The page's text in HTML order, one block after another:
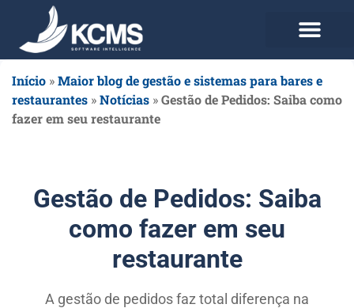
Início »Maior blog de gestão e sistemas para bares e
restaurantes »Notícias »Gestão de Pedidos: Saiba como
fazer em seu restaurante
Gestão de Pedidos: Saiba
como fazer em seu
restaurante
A gestão de pedidos faz total diferença na